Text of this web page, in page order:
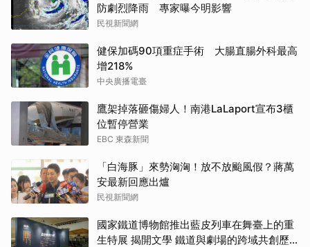
防劇烈降雨 專家曝今明影響
民視新聞網
健保加碼90項重症手術 大腸直腸外科最高
增218%
中央廣播電臺
鷹架掉落砸傷婦人！南港LaLaport宣布3櫃
位暫停營業
EBC 東森新聞
「白海豚」來勢洶洶！放不放颱風假？蔣萬
安最新回應出爐
民視新聞網
國家鐵道博物館推出藍皮列車在舞臺上的重
生特展 揭開文學 鐵道與劇場的跨域共創歷